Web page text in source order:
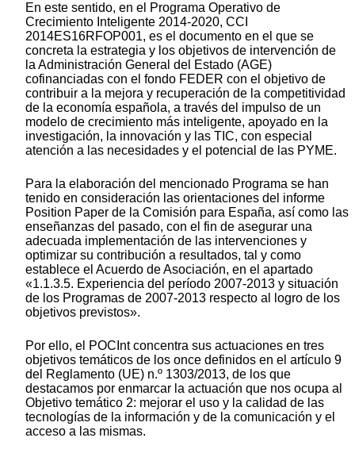
En este sentido, en el Programa Operativo de
Crecimiento Inteligente 2014-2020, CCI
2014ES16RFOP001, es el documento en el que se
concreta la estrategia y los objetivos de intervención de
la Administración General del Estado (AGE)
cofinanciadas con el fondo FEDER con el objetivo de
contribuir a la mejora y recuperación de la competitividad
de la economía española, a través del impulso de un
modelo de crecimiento más inteligente, apoyado en la
investigación, la innovación y las TIC, con especial
atención a las necesidades y el potencial de las PYME.
Para la elaboración del mencionado Programa se han
tenido en consideración las orientaciones del informe
Position Paper de la Comisión para España, así como las
enseñanzas del pasado, con el fin de asegurar una
adecuada implementación de las intervenciones y
optimizar su contribución a resultados, tal y como
establece el Acuerdo de Asociación, en el apartado
«1.1.3.5. Experiencia del período 2007-2013 y situación
de los Programas de 2007-2013 respecto al logro de los
objetivos previstos».
Por ello, el POCInt concentra sus actuaciones en tres
objetivos temáticos de los once definidos en el artículo 9
del Reglamento (UE) n.º 1303/2013, de los que
destacamos por enmarcar la actuación que nos ocupa al
Objetivo temático 2: mejorar el uso y la calidad de las
tecnologías de la información y de la comunicación y el
acceso a las mismas.